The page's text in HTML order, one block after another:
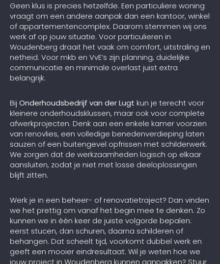
Geen klus is precies hetzelfde. Een particuliere woning
vraagt om een andere aanpak dan een kantoor, winkel
of appartementencomplex. Daarom stemmen wij ons
werk af op jouw situatie. Voor particulieren in
Woudenberg draait het vaak om comfort, uitstraling en
netheid. Voor mkb en VvE’s zijn planning, duidelijke
communicatie en minimale overlast juist extra
belangrijk.
Bij Onderhoudsbedrijf van der Lugt kun je terecht voor
kleinere onderhoudsklussen, maar ook voor complete
afwerkprojecten. Denk aan een enkele kamer voorzien
van renovlies, een volledige benedenverdieping laten
sauzen of een buitengevel opfrissen met schilderwerk.
We zorgen dat de werkzaamheden logisch op elkaar
aansluiten, zodat je niet met losse deeloplossingen
blijft zitten.
Werk je in een beheer- of renovatietraject? Dan vinden
we het prettig om vanaf het begin mee te denken. Zo
kunnen we in één keer de juiste volgorde bepalen:
eerst stucen, dan schuren, daarna schilderen of
behangen. Dat scheelt tijd, voorkomt dubbel werk en
geeft een mooier eindresultaat. Wil je weten hoe we